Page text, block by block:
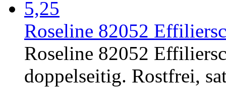
Roseline 82052
Roseline 82052
doppelseitig. Rostfrei,